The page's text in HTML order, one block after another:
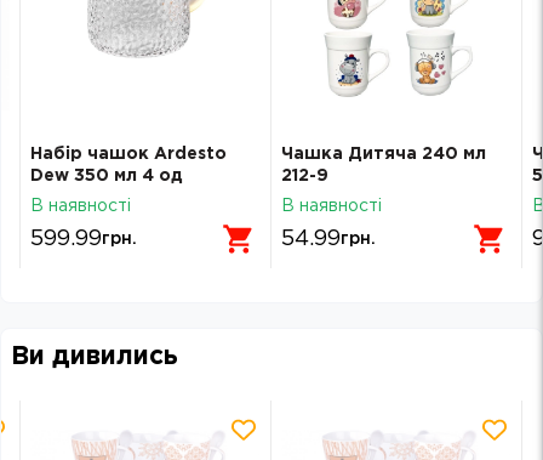
Набір чашок Ardesto
Dew 350 мл 4 од
боросилікатне скло
В наявності
599.99грн.
Чашка Дитяча 240 мл
212-9
В наявності
54.99грн.
Ви дивились